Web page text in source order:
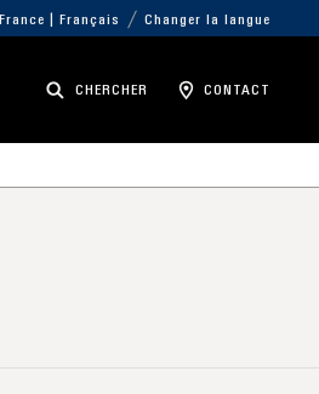
France | Français Changer la langue
CHERCHER CONTACT